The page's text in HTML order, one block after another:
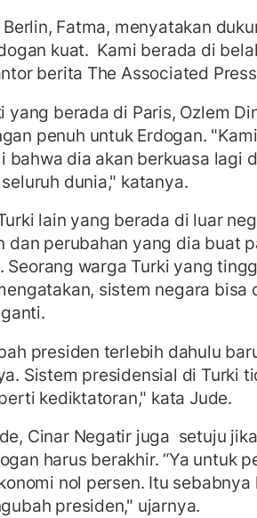
Fatma, menyatakan
kuat. Kami berada di
berita The Associated
yang berada di Paris, Ozlem
penuh untuk Erdogan.
bahwa dia akan berkuasa lagi
dunia," katanya.
lain yang berada di luar
dan perubahan yang dia buat
Seorang warga Turki yang
sistem negara bisa
presiden terlebih dahulu
Sistem presidensial di Turki
kediktatoran," kata Jude.
Cinar Negatir juga setuju jika
harus berakhir. “Ya untuk
nol persen. Itu sebabnya
presiden," ujarnya.